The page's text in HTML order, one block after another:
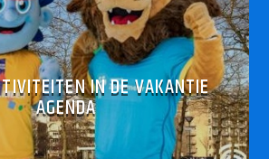
IN DE VAKANTIE
AGENDA